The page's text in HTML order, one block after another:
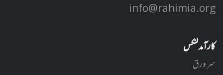
info@rahimia.org
کارآمد لنکس
سر ورق